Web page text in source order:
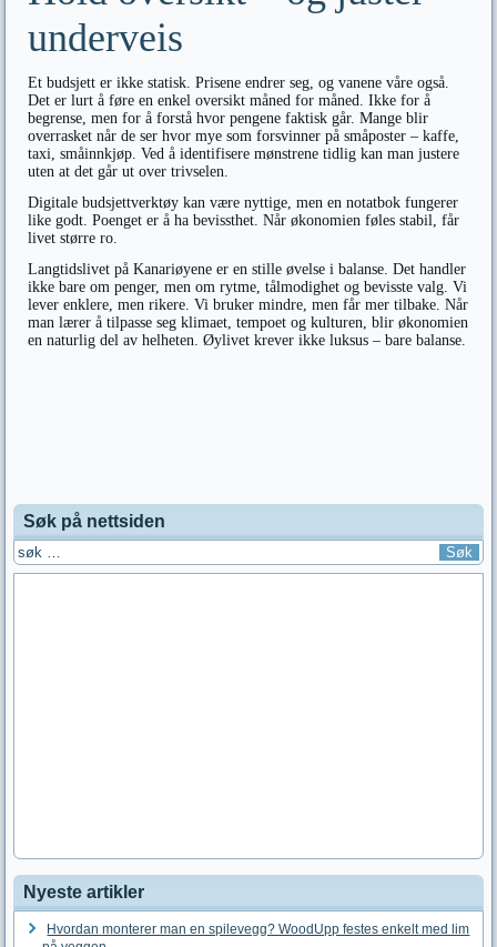
underveis
Et budsjett er ikke statisk. Prisene endrer seg, og vanene våre også.
Det er lurt å føre en enkel oversikt måned for måned. Ikke for å
begrense, men for å forstå hvor pengene faktisk går. Mange blir
overrasket når de ser hvor mye som forsvinner på småposter – kaffe,
taxi, småinnkjøp. Ved å identifisere mønstrene tidlig kan man justere
uten at det går ut over trivselen.
Digitale budsjettverktøy kan være nyttige, men en notatbok fungerer
like godt. Poenget er å ha bevissthet. Når økonomien føles stabil, får
livet større ro.
Langtidslivet på Kanariøyene er en stille øvelse i balanse. Det handler
ikke bare om penger, men om rytme, tålmodighet og bevisste valg. Vi
lever enklere, men rikere. Vi bruker mindre, men får mer tilbake. Når
man lærer å tilpasse seg klimaet, tempoet og kulturen, blir økonomien
en naturlig del av helheten. Øylivet krever ikke luksus – bare balanse.
Søk på nettsiden
Nyeste artikler
Hvordan monterer man en spilevegg? WoodUpp festes enkelt med lim